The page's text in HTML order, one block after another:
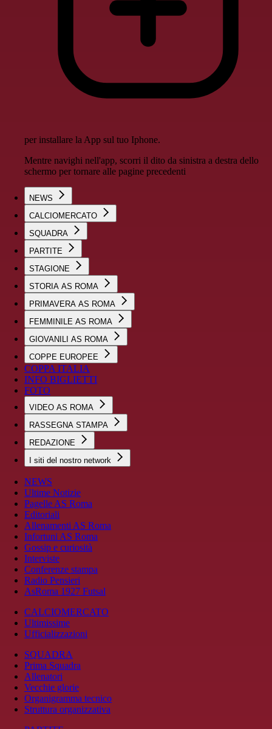
per installare la App sul tuo Iphone.
Mentre navighi nell'app, scorri il dito da sinistra a destra dello
schermo per tornare alle pagine precedenti
NEWS
CALCIOMERCATO
SQUADRA
PARTITE
STAGIONE
STORIA AS ROMA
PRIMAVERA AS ROMA
FEMMINILE AS ROMA
GIOVANILI AS ROMA
COPPE EUROPEE
COPPA ITALIA
INFO BIGLIETTI
FOTO
VIDEO AS ROMA
RASSEGNA STAMPA
REDAZIONE
I siti del nostro network
NEWS
Ultime Notizie
Pagelle AS Roma
Editoriali
Allenamenti AS Roma
Infortuni AS Roma
Gossip e curiosità
Interviste
Conferenze stampa
Radio Pensieri
AsRoma 1927 Futsal
CALCIOMERCATO
Ultimissime
Ufficializzazioni
SQUADRA
Prima Squadra
Allenatori
Vecchie glorie
Organigramma tecnico
Struttura organizzativa